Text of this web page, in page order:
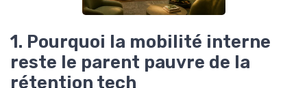
1. Pourquoi la mobilité interne
reste le parent pauvre de la
rétention tech